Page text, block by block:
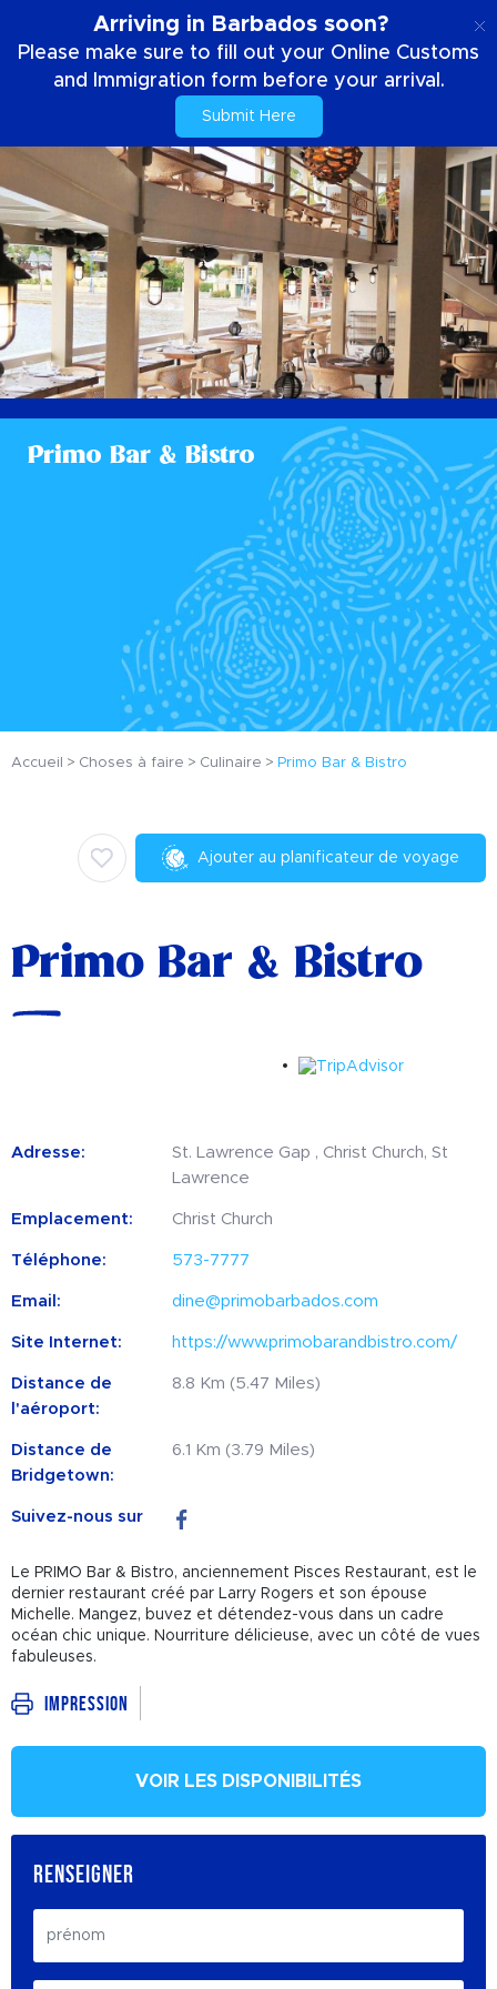
Arriving in Barbados soon?
Please make sure to fill out your Online Customs
and Immigration form before your arrival.
Submit Here
Primo Bar & Bistro
Accueil Choses à faire Culinaire Primo Bar & Bistro
Ajouter au planificateur de voyage
Primo Bar & Bistro
Adresse:
St. Lawrence Gap , Christ Church, St
Lawrence
Emplacement: Christ Church
Téléphone: 573-7777
Email: dine@primobarbados.com
Site Internet: https://www.primobarandbistro.com/
Distance de
l'aéroport:
8.8 Km (5.47 Miles)
Distance de
Bridgetown:
6.1 Km (3.79 Miles)
Suivez-nous sur
Le PRIMO Bar & Bistro, anciennement Pisces Restaurant, est le
dernier restaurant créé par Larry Rogers et son épouse
Michelle. Mangez, buvez et détendez-vous dans un cadre
océan chic unique. Nourriture délicieuse, avec un côté de vues
fabuleuses.
Impression
VOIR LES DISPONIBILITÉS
RENSEIGNER